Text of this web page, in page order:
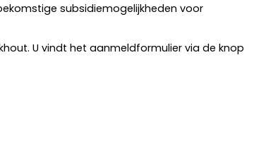
subsidiemogelijkheden voor
U vindt het aanmeldformulier via de knop